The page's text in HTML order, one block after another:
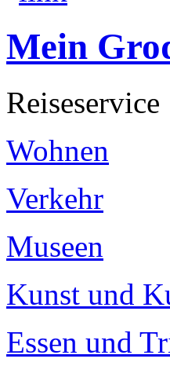
Mein
Reiseservice
Wohnen
Verkehr
Museen
Kunst und
Essen und